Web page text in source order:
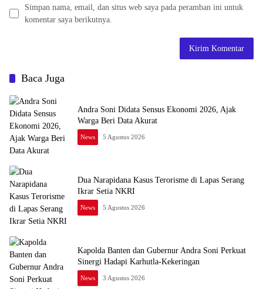
Simpan nama, email, dan situs web saya pada peramban ini untuk
komentar saya berikutnya.
Baca Juga
Andra Soni Didata Sensus Ekonomi 2026, Ajak
Warga Beri Data Akurat
News 5 Agustus 2026
Dua Narapidana Kasus Terorisme di Lapas Serang
Ikrar Setia NKRI
News 5 Agustus 2026
Kapolda Banten dan Gubernur Andra Soni Perkuat
Sinergi Hadapi Karhutla-Kekeringan
News 3 Agustus 2026